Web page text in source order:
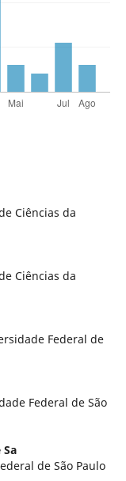
Ciências da
Ciências da
Federal de
Federal de São
de São Paulo